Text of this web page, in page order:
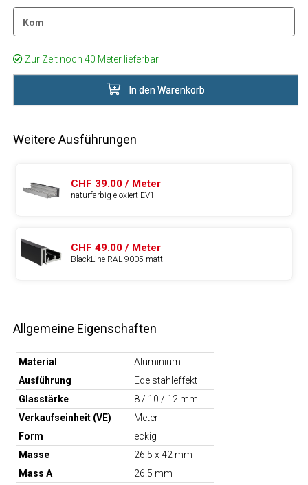
Kom
Zur Zeit noch 40 Meter lieferbar
In den Warenkorb
Weitere Ausführungen
CHF 39.00 / Meter
naturfarbig eloxiert EV1
CHF 49.00 / Meter
BlackLine RAL 9005 matt
Allgemeine Eigenschaften
Material
Aluminium
Ausführung
Edelstahleffekt
Glasstärke
8 / 10 / 12 mm
Verkaufseinheit (VE)
Meter
Form
eckig
Masse
26.5 x 42 mm
Mass A
26.5 mm